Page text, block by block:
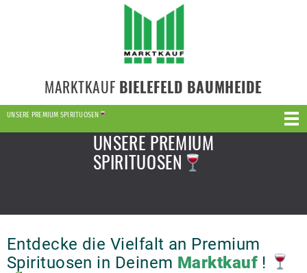
MARKTKAUF BIELEFELD BAUMHEIDE
UNSERE PREMIUM SPIRITUOSEN
UNSERE PREMIUM
SPIRITUOSEN
Entdecke die Vielfalt an Premium
Spirituosen in Deinem Marktkauf !